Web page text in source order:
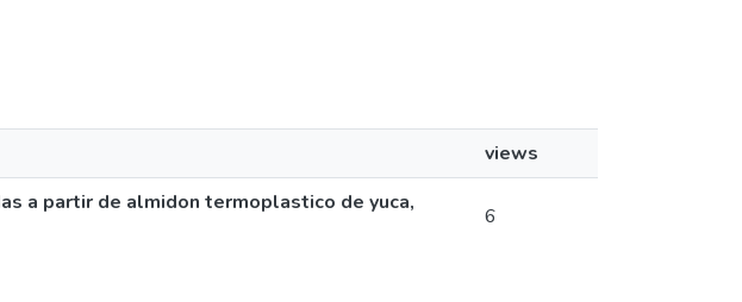
views
a partir de almidon termoplastico de yuca,
6